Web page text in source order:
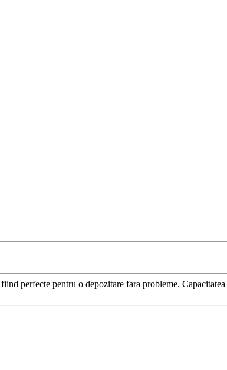
perfecte pentru o depozitare fara probleme. Capacitatea